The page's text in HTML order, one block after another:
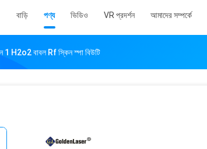
বাড়ি পণ্য ভিডিও VR প্রদর্শন আমাদের সম্পর্কে
1 H2o2 বাবল Rf স্কিন স্পা বিউটি